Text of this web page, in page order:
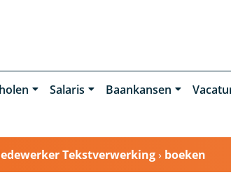
Salaris Baankansen
Tekstverwerking› boeken